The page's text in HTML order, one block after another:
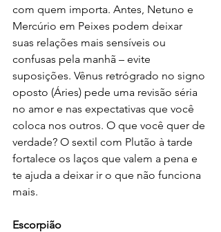
com quem importa. Antes, Netuno e
Mercúrio em Peixes podem deixar
suas relações mais sensíveis ou
confusas pela manhã – evite
suposições. Vênus retrógrado no signo
oposto (Áries) pede uma revisão séria
no amor e nas expectativas que você
coloca nos outros. O que você quer de
verdade? O sextil com Plutão à tarde
fortalece os laços que valem a pena e
te ajuda a deixar ir o que não funciona
mais.
Escorpião